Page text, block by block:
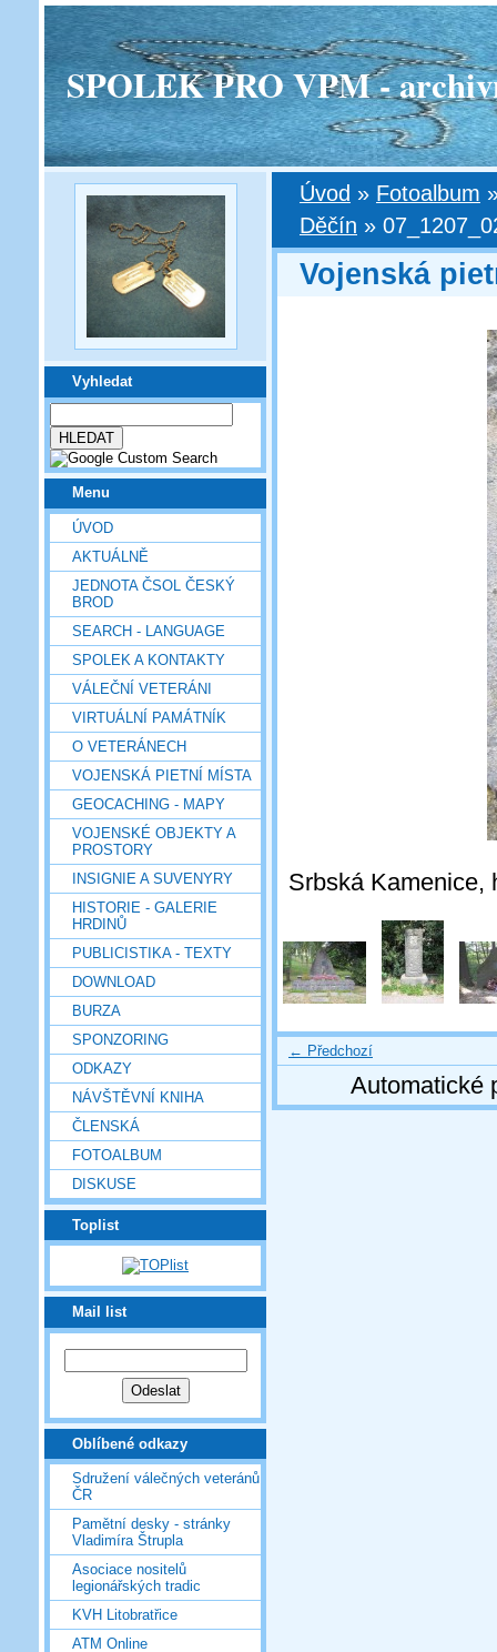
SPOLEK PRO VPM -
Vyhledat
Menu
ÚVOD
AKTUÁLNĚ
JEDNOTA ČSOL ČESKÝ
BROD
SEARCH - LANGUAGE
SPOLEK A KONTAKTY
VÁLEČNÍ VETERÁNI
VIRTUÁLNÍ PAMÁTNÍK
O VETERÁNECH
VOJENSKÁ PIETNÍ MÍSTA
GEOCACHING - MAPY
VOJENSKÉ OBJEKTY A
PROSTORY
INSIGNIE A SUVENYRY
HISTORIE - GALERIE
HRDINŮ
PUBLICISTIKA - TEXTY
DOWNLOAD
BURZA
SPONZORING
ODKAZY
NÁVŠTĚVNÍ KNIHA
ČLENSKÁ
FOTOALBUM
DISKUSE
Toplist
Mail list
Oblíbené odkazy
Sdružení válečných veteránů
ČR
Pamětní desky - stránky
Vladimíra Štrupla
Asociace nositelů
legionářských tradic
KVH Litobratřice
ATM Online
Úvod » Fotoalbum
Děčín »
Vojenská
Srbská Kamenice,
← Předchozí
Automatické